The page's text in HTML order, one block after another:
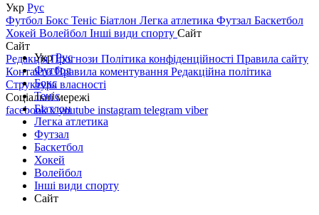
Укр Рус
Футбол Бокс Теніс Біатлон Легка атлетика Футзал Баскетбол
Хокей Волейбол Інші види спорту Сайт
Сайт
РедакціяПрогнози Політика конфіденційності Правила сайту
КонтактиПравила коментування Редакційна політика
Структура власності
Соціальні мережі
facebookxyoutube instagram telegram viber
УкрРус
Футбол
Бокс
Теніс
Біатлон
Легка атлетика
Футзал
Баскетбол
Хокей
Волейбол
Інші види спорту
Сайт